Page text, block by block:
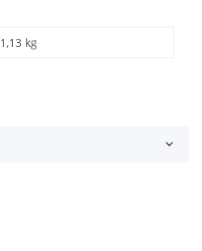
1,13 kg